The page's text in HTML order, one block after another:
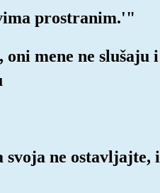
prostranim.'"
mene ne slušaju
ne ostavljajte,